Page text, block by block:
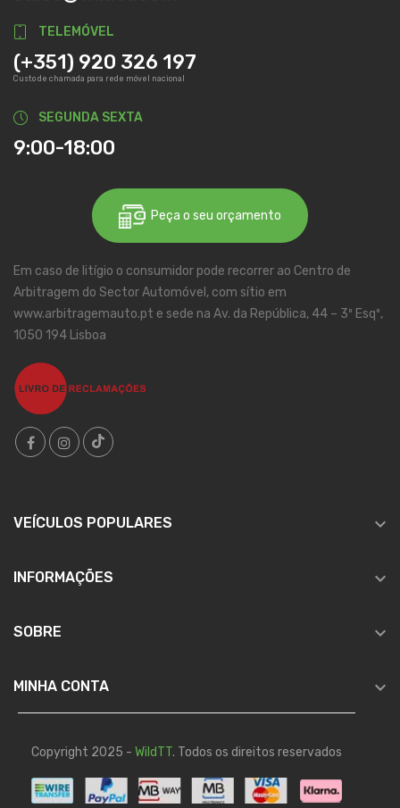
TELEMÓVEL
(+351) 920 326 197
Custo de chamada para rede móvel nacional
SEGUNDA SEXTA
9:00-18:00
Peça o seu orçamento
Em caso de litígio o consumidor pode recorrer ao Centro de
Arbitragem do Sector Automóvel, com sítio em
www.arbitragemauto.pt e sede na Av. da República, 44 – 3º Esqº,
1050 194 Lisboa
VEÍCULOS POPULARES 
INFORMAÇÕES 
SOBRE 
MINHA CONTA 
Copyright 2025 - WildTT. Todos os direitos reservados